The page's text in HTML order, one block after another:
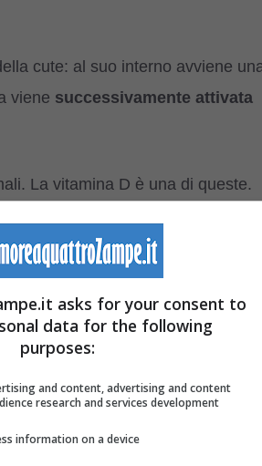
cute: al suo interno avviene
viene successivamente attivata
La vitamina D è una di queste.
è la funzione principale
dei cuccioli per prevenire ed
a problemi cardiaci;
autoimmuni come il Lupus, il
asks for your consent to
data for the following
purposes:
and content, advertising and content
research and services development
information on a device